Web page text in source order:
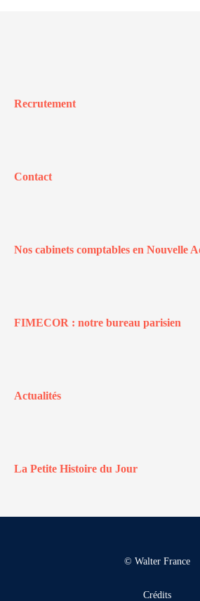
Recrutement
Contact
Nos cabinets comptables en Nouvelle
FIMECOR : notre bureau parisien
Actualités
La Petite Histoire du Jour
© Walter France
Crédits